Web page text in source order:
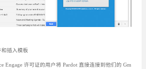
和插入模板
Engage 许可证的用户将 Pardot 直接连接到他们的 Gm